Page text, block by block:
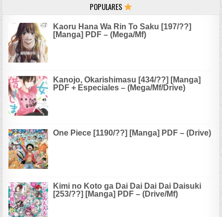
POPULARES
Kaoru Hana Wa Rin To Saku [197/??]
[Manga] PDF – (Mega/Mf)
Kanojo, Okarishimasu [434/??] [Manga]
PDF + Especiales – (Mega/Mf/Drive)
One Piece [1190/??] [Manga] PDF – (Drive)
Kimi no Koto ga Dai Dai Dai Dai Daisuki
[253/??] [Manga] PDF – (Drive/Mf)